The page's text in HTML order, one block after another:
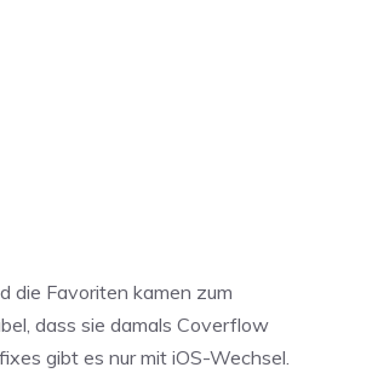
die Favoriten kamen zum
dass sie damals Coverflow
gibt es nur mit iOS-Wechsel.